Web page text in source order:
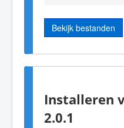
Bekijk bestanden
Installeren
2.0.1